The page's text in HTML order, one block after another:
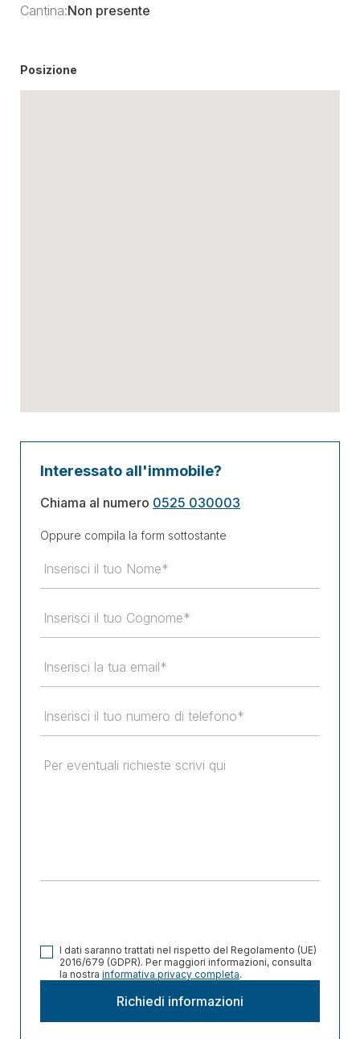
Cantina:Non presente
Posizione
Interessato all'immobile?
Chiama al numero 0525 030003
Oppure compila la form sottostante
I dati saranno trattati nel rispetto del Regolamento (UE)
2016/679 (GDPR). Per maggiori informazioni, consulta
la nostra informativa privacy completa.